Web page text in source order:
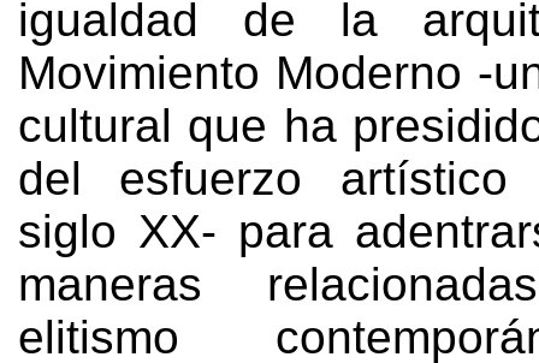
igualdad de la
Movimiento Moderno -
cultural que ha
del esfuerzo artístico
siglo XX- para
maneras
elitismo